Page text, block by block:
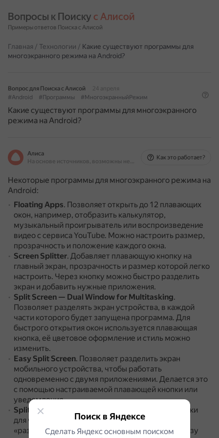
Вопросы к Поиску с Алисой
Примеры ответов Поиска с Алисой
Главная / Технологии / Какие существуют программы для
многоэкранного режима на Android?
Вопрос для Поиска с Алисой
24 апреля
#Android
#Программы #МногоэкранныйРежим
Какие существуют программы для многоэкранного
режима на Android?
Алиса
На основе источников, возможны неточности
Как это работает?
Некоторые программы для многоэкранного режима на
Android:
Floating Apps. Позволяет открыть до 12 плавающих
окон, например, отобразить калькулятор,
музыкальный проигрыватель или воспроизведение
видео с сервиса YouTube. Можно настроить размер,
прозрачность и положение каждого окна.
Screen Splitter. Добавляет плавающую кнопку на
главный экран, прозрачность и размер которой легко
настроить. Через кнопку можно быстро разделить
экран и добавить нужные приложения.
Split Screen — Dual Window for Multitasking.
Позволяет разделять экран устройства, в каждой
части которого будет запущена программа. Для
быстрого открытия окон используется плавающая
кнопка, её цветовое оформление и стиль можно
изменить.
Easy Split Screen. Позволяет разделить экран
мобильного устройства, чтобы работать
одновременно с двумя приложениями. Делается это
с помощью настраиваемой плавающей кнопки или
уведомления.
Split Screen launcher
Позволяет создавать ярлыки
для часто используемых комбинаций режима
«разделение экрана».При нажатии на ярлык сразу
Поиск в Яндексе
Сделать Яндекс основным поиском